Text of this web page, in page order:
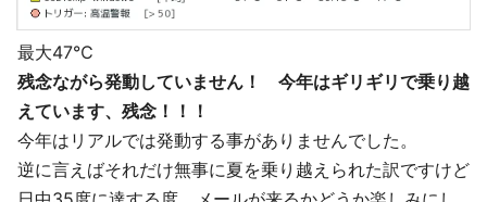
最大47℃
残念ながら発動していません！ 今年はギリギリで乗り越
えています、残念！！！
今年はリアルでは発動する事がありませんでした。
逆に言えばそれだけ無事に夏を乗り越えられた訳ですけど